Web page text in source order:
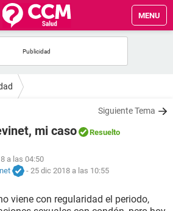
MENU
Siguiente Tema
mi caso Resuelto
a las 04:50
- 25 dic 2018 a las 10:55
viene con regularidad el periodo,